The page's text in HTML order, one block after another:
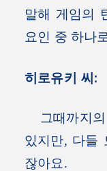
말해 게임의
요인 중 하나
히로유키 씨:
그때까지의
있지만, 다들
잖아요.